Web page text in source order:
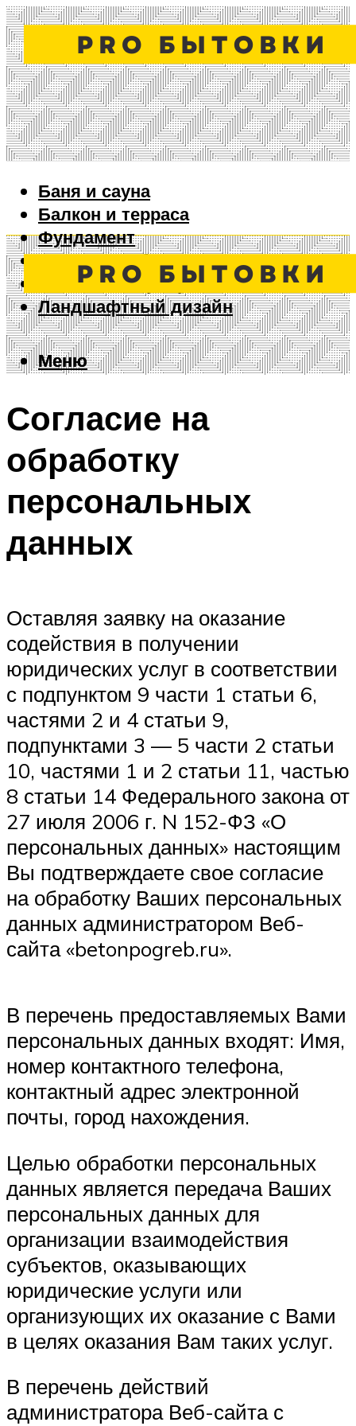
Баня и сауна
Балкон и терраса
Фундамент
Ворота и забор
Дизайн интерьера
Ландшафтный дизайн
Меню
Меню
Согласие на
обработку
персональных
данных
Оставляя заявку на оказание
содействия в получении
юридических услуг в соответствии
с подпунктом 9 части 1 статьи 6,
частями 2 и 4 статьи 9,
подпунктами 3 — 5 части 2 статьи
10, частями 1 и 2 статьи 11, частью
8 статьи 14 Федерального закона от
27 июля 2006 г. N 152-ФЗ «О
персональных данных» настоящим
Вы подтверждаете свое согласие
на обработку Ваших персональных
данных администратором Веб-
сайта «betonpogreb.ru».
В перечень предоставляемых Вами
персональных данных входят: Имя,
номер контактного телефона,
контактный адрес электронной
почты, город нахождения.
Целью обработки персональных
данных является передача Ваших
персональных данных для
организации взаимодействия
субъектов, оказывающих
юридические услуги или
организующих их оказание с Вами
в целях оказания Вам таких услуг.
В перечень действий
администратора Веб-сайта с